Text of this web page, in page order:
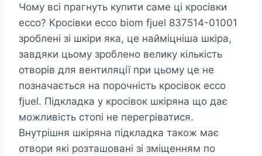
Чому всі прагнуть купити саме ці кросівки
ecco? Кросівки ecco biom fjuel 837514-01001
зроблені зі шкіри яка, це найміцніша шкіра,
завдяки цьому зроблено велику кількість
отворів для вентиляції при цьому це не
позначається на порочність кросівок ecco
fjuel. Підкладка у кросівок шкіряна що дає
можливість стопі не перегріватися.
Внутрішня шкіряна підкладка також має
отвори які розташовані зі зміщенням по